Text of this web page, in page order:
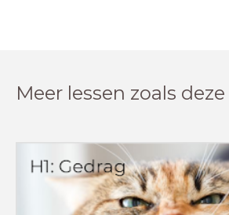
Meer lessen zoals deze